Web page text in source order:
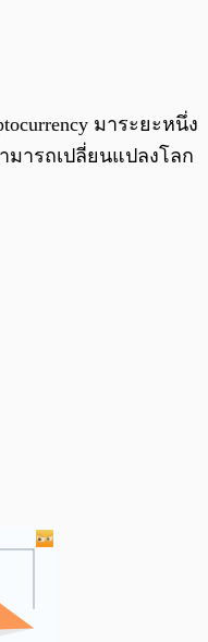
มาระยะหนึ่ง
มารถเปลี่ยนแปลงโลก